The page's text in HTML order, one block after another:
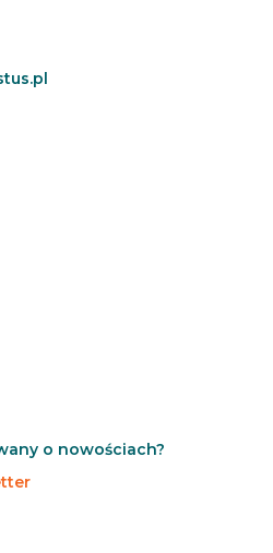
o nowościach?